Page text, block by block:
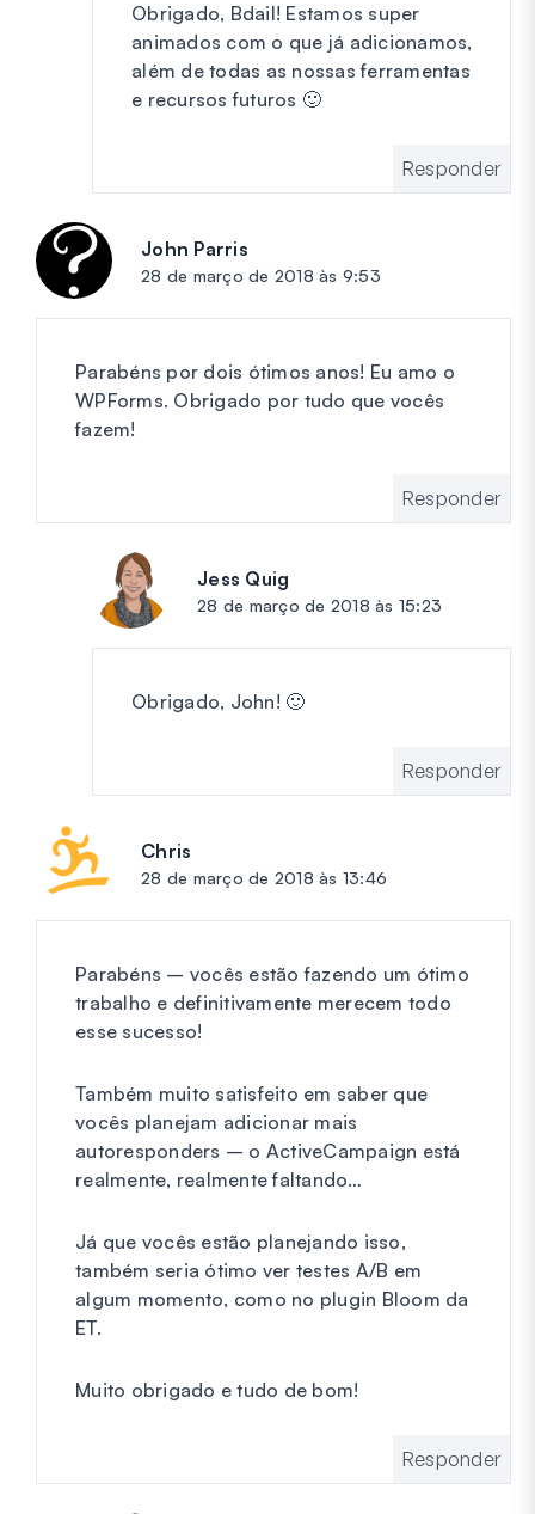
Obrigado, Bdail! Estamos super
animados com o que já adicionamos,
além de todas as nossas ferramentas
e recursos futuros 🙂
Responder
John Parris
28 de março de 2018 às 9:53
Parabéns por dois ótimos anos! Eu amo o
WPForms. Obrigado por tudo que vocês
fazem!
Responder
Jess Quig
28 de março de 2018 às 15:23
Obrigado, John! 🙂
Responder
Chris
28 de março de 2018 às 13:46
Parabéns – vocês estão fazendo um ótimo
trabalho e definitivamente merecem todo
esse sucesso!
Também muito satisfeito em saber que
vocês planejam adicionar mais
autoresponders – o ActiveCampaign está
realmente, realmente faltando…
Já que vocês estão planejando isso,
também seria ótimo ver testes A/B em
algum momento, como no plugin Bloom da
ET.
Muito obrigado e tudo de bom!
Responder